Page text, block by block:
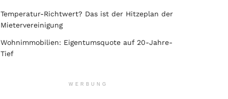
Temperatur-Richtwert? Das ist der Hitzeplan der
Mietervereinigung
Wohnimmobilien: Eigentumsquote auf 20-Jahre-
Tief
WERBUNG